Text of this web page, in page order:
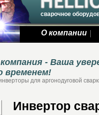
сварочное
О компании
- Ваша
временем!
для аргонодуговой
Инвертор